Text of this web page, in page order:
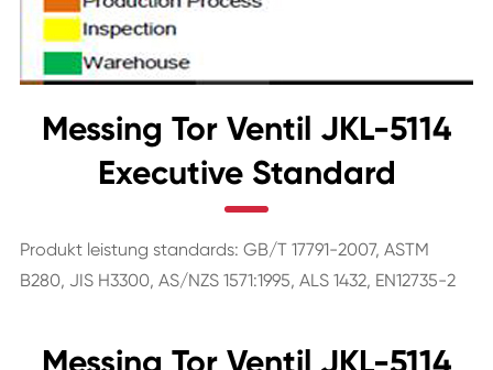
Messing Tor Ventil JKL-5114
Executive Standard
Produkt leistung standards: GB/T 17791-2007, ASTM
B280, JIS H3300, AS/NZS 1571:1995, ALS 1432, EN12735-2